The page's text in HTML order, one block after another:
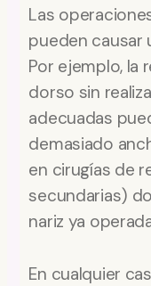
Las
pueden causar
Por ejemplo, la
dorso sin
adecuadas
demasiado
en cirugías de
secundarias)
nariz ya
En cualquier